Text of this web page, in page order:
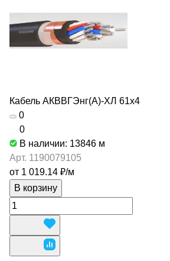
Кабель АКВВГЭнг(А)-ХЛ 61х4
0
0
В наличии: 13846 м
Арт. 1190079105
от 1 019.14 ₽/м
В корзину